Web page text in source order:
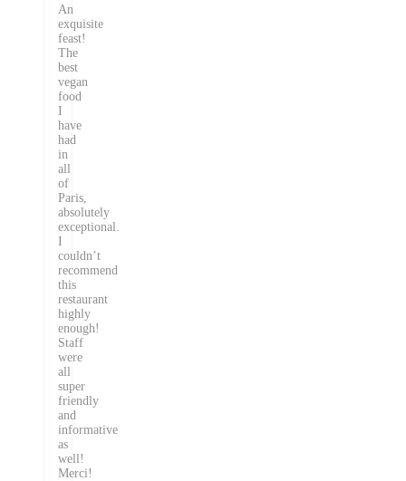
An
exquisite
feast!
The
best
vegan
food
I
have
had
in
all
of
Paris,
absolutely
exceptional.
I
couldn’t
recommend
this
restaurant
highly
enough!
Staff
were
all
super
friendly
and
informative
as
well!
Merci!